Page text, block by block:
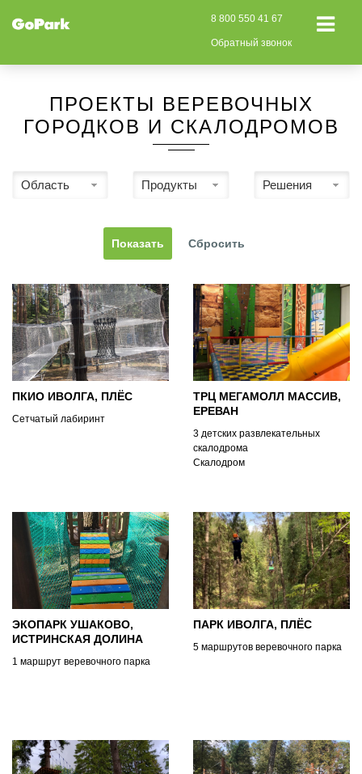
8 800 550 41 67
Обратный звонок
ПРОЕКТЫ ВЕРЕВОЧНЫХ
ГОРОДКОВ И СКАЛОДРОМОВ
Область Продукты Решения
ПКИО ИВОЛГА, ПЛЁС
Сетчатый лабиринт
ТРЦ МЕГАМОЛЛ МАССИВ,
ЕРЕВАН
3 детских развлекательных
скалодрома
Скалодром
ЭКОПАРК УШАКОВО,
ИСТРИНСКАЯ ДОЛИНА
1 маршрут веревочного парка
ПАРК ИВОЛГА, ПЛЁС
5 маршрутов веревочного парка